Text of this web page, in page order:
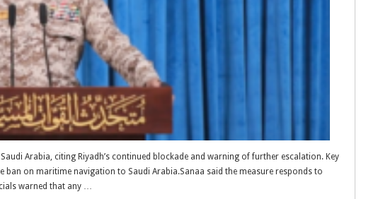
Arabia, citing Riyadh’s continued blockade and warning of further escalation. Key
ban on maritime navigation to Saudi Arabia.Sanaa said the measure responds to
warned that any …